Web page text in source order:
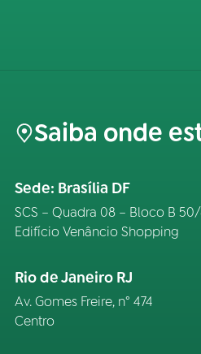
Saiba onde
Sede: Brasília DF
SCS – Quadra 08 – Bloco B
Edifício Venâncio Shopping
Rio de Janeiro RJ
Av. Gomes Freire, n° 474
Centro